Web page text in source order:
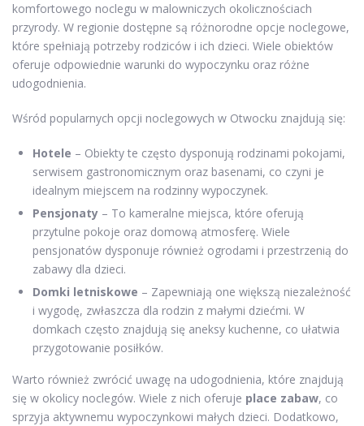
komfortowego noclegu w malowniczych okolicznościach
przyrody. W regionie dostępne są różnorodne opcje noclegowe,
które spełniają potrzeby rodziców i ich dzieci. Wiele obiektów
oferuje odpowiednie warunki do wypoczynku oraz różne
udogodnienia.
Wśród popularnych opcji noclegowych w Otwocku znajdują się:
Hotele – Obiekty te często dysponują rodzinami pokojami,
serwisem gastronomicznym oraz basenami, co czyni je
idealnym miejscem na rodzinny wypoczynek.
Pensjonaty – To kameralne miejsca, które oferują
przytulne pokoje oraz domową atmosferę. Wiele
pensjonatów dysponuje również ogrodami i przestrzenią do
zabawy dla dzieci.
Domki letniskowe – Zapewniają one większą niezależność
i wygodę, zwłaszcza dla rodzin z małymi dziećmi. W
domkach często znajdują się aneksy kuchenne, co ułatwia
przygotowanie posiłków.
Warto również zwrócić uwagę na udogodnienia, które znajdują
się w okolicy noclegów. Wiele z nich oferuje place zabaw, co
sprzyja aktywnemu wypoczynkowi małych dzieci. Dodatkowo,